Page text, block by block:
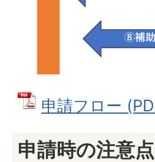
申請フロー
申請時の注意点